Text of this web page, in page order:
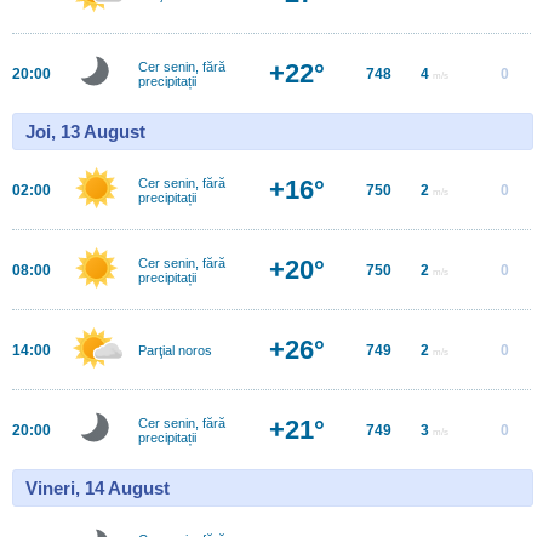
20:00
Cer senin, fără
precipitații
+22° 748 4 m/s 0
Joi, 13 August
02:00
Cer senin, fără
precipitații
+16° 750 2 m/s 0
08:00
Cer senin, fără
precipitații
+20° 750 2 m/s 0
14:00 Parţial noros +26° 749 2 m/s 0
20:00
Cer senin, fără
precipitații
+21° 749 3 m/s 0
Vineri, 14 August